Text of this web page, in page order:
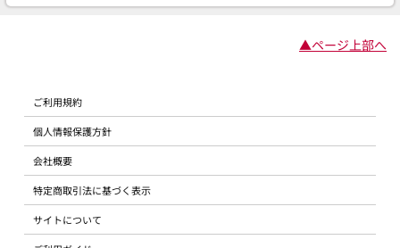
▲ページ上部へ
ご利用規約
個人情報保護方針
会社概要
特定商取引法に基づく表示
サイトについて